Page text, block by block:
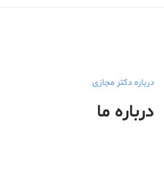
درباره دکتر مجازی
درباره ما